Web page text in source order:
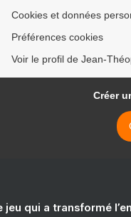
Cookies et données
Préférences cookies
Voir le profil de Jean-
Créer
jeu qui a transformé